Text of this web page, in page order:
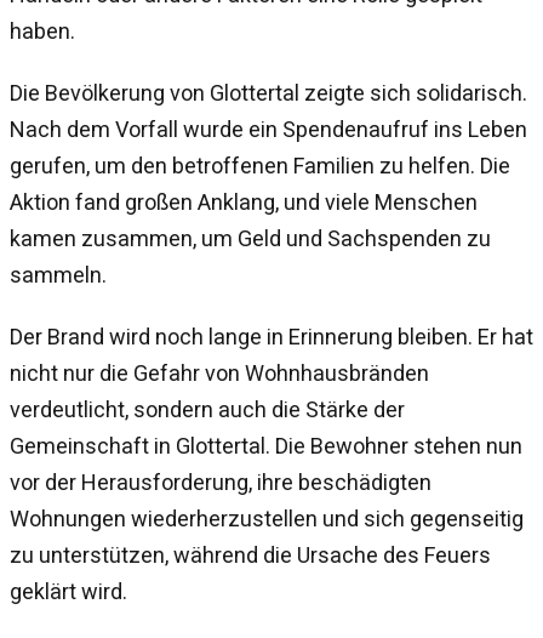
haben.
Die Bevölkerung von Glottertal zeigte sich solidarisch.
Nach dem Vorfall wurde ein Spendenaufruf ins Leben
gerufen, um den betroffenen Familien zu helfen. Die
Aktion fand großen Anklang, und viele Menschen
kamen zusammen, um Geld und Sachspenden zu
sammeln.
Der Brand wird noch lange in Erinnerung bleiben. Er hat
nicht nur die Gefahr von Wohnhausbränden
verdeutlicht, sondern auch die Stärke der
Gemeinschaft in Glottertal. Die Bewohner stehen nun
vor der Herausforderung, ihre beschädigten
Wohnungen wiederherzustellen und sich gegenseitig
zu unterstützen, während die Ursache des Feuers
geklärt wird.